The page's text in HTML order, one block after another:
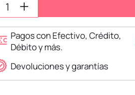
Pagos con Efectivo, Crédito,
Débito y más.
Devoluciones y garantías